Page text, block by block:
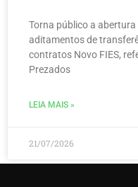
Torna público a
aditamentos de
contratos Novo FIES,
Prezados
LEIA MAIS »
21/07/2026